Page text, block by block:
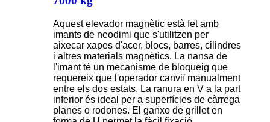
Aquest elevador magnètic està fet amb
imants de neodimi que s'utilitzen per
aixecar xapes d'acer, blocs, barres, cilindres
i altres materials magnètics. La nansa de
l'imant té un mecanisme de bloqueig que
requereix que l'operador canviï manualment
entre els dos estats. La ranura en V a la part
inferior és ideal per a superfícies de càrrega
planes o rodones. El ganxo de grillet en